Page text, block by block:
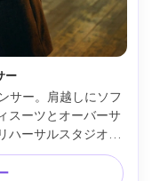
ー
サー。肩越しにソフ
スーツとオーバーサ
ーサルスタジオ、
、ハーフボディ構
な肌と生地感、シャ